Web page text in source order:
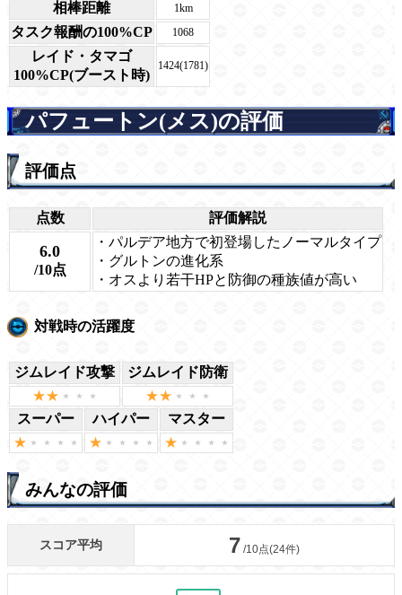
相棒距離 1km
タスク報酬の100%CP 1068
レイド・タマゴ
100%CP(ブースト時)
1424(1781)
パフュートン(メス)の評価
評価点
点数 評価解説
6.0
/10点
・パルデア地方で初登場したノーマルタイプ
・グルトンの進化系
・オスより若干HPと防御の種族値が高い
対戦時の活躍度
ジムレイド攻撃 ジムレイド防衛
スーパー ハイパー マスター
みんなの評価